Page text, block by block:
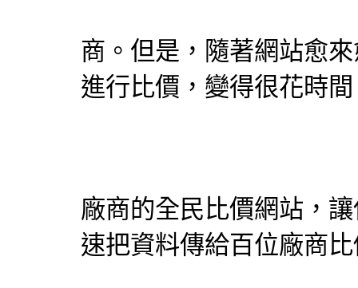
商。但是，隨著網站愈
進行比價，變得很花時
廠商的全民比價網站，
速把資料傳給百位廠商